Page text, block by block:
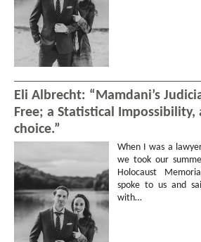
Eli Albrecht: “Mamdani’s
Free; a Statistical Impossibility,
choice.”
When I was a
we took our
Holocaust
spoke to us and
with…